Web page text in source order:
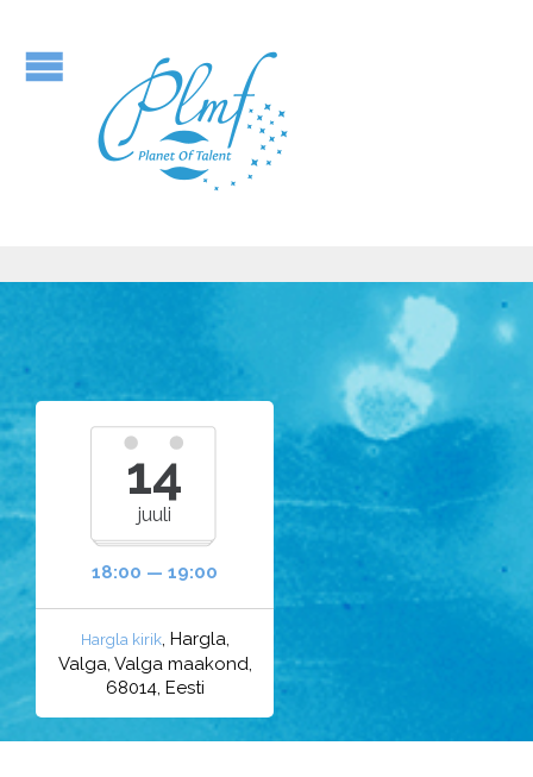
14
juuli
18:00 — 19:00
Hargla kirik, Hargla,
Valga, Valga maakond,
68014, Eesti